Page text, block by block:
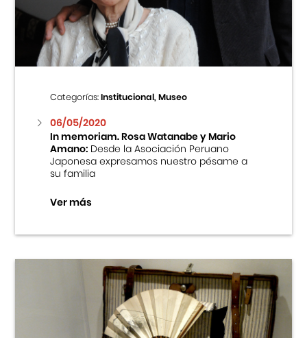
Centro Cultural Peruano Japonés
Cursos
Museo de la Inmigración Japonesa
Fondo Editorial
Teatro Peruano Japonés
Categorías:Institucional, Museo
06/05/2020
In memoriam. Rosa Watanabe y Mario
Amano:Desde la Asociación Peruano
Japonesa expresamos nuestro pésame a
su familia
Ver más